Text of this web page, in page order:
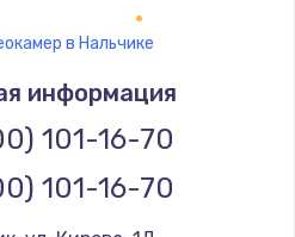
телефона
руб.
телефона
в Нальчике
информация
101-16-70
101-16-70